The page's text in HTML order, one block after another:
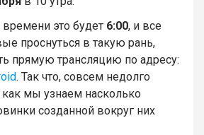
это будет 6:00, и все
проснуться в такую рань,
прямую трансляцию по адресу:
. Так что, совсем недолго
как мы узнаем насколько
созданной вокруг них